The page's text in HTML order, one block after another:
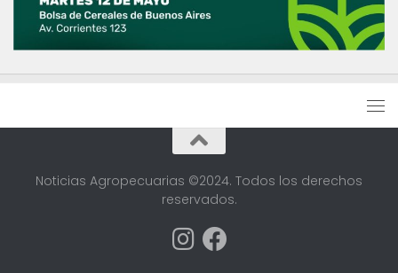
Noticias Agropecuarias ©2024. Todos los derechos
reservados.